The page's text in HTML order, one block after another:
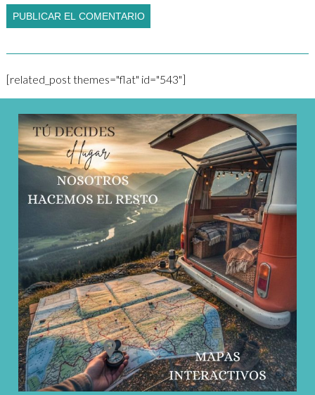
[related_post themes="flat" id="543"]